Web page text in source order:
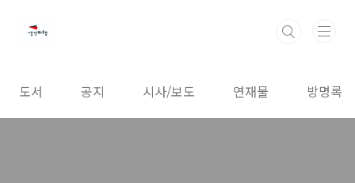
도서 공지 시사/보도 연재물 방명록